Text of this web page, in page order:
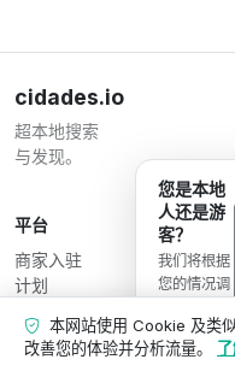
cidades.io
超本地搜索
与发现。
平台
商家入驻
计划
商家专区
本网站使用 Cookie 及类
改善您的体验并分析流量。
您是本地
人还是游
客？
我们将根据
您的情况调
容。